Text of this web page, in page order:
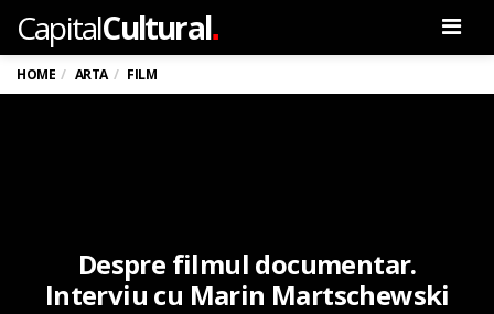
CapitalCultural.
HOME ARTA FILM
Despre filmul documentar.
Interviu cu Marin Martschewski